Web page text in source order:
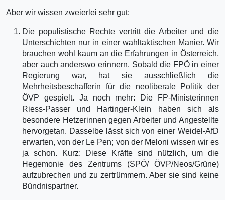
Aber wir wissen zweierlei sehr gut:
Die populistische Rechte vertritt die Arbeiter und die
Unterschichten nur in einer wahltakti­schen Manier. Wir
brauchen wohl kaum an die Erfahrungen in Österreich,
aber auch anderswo erinnern. Sobald die FPÖ in einer
Regierung war, hat sie ausschließlich die
Mehrheitsbeschaf­ferin für die neoliberale Politik der
ÖVP gespielt. Ja noch mehr: Die FP-Ministerinnen
Riess-Passer und Hartinger-Klein haben sich als
besondere Hetzerinnen gegen Arbeiter und Angestellte
hervorgetan. Dasselbe lässt sich von einer Weidel-AfD
erwarten, von der Le Pen; von der Meloni wissen wir es
ja schon. Kurz: Diese Kräfte sind nützlich, um die
Hegemonie des Zentrums (SPÖ/ ÖVP/Neos/Grüne)
aufzubrechen und zu zertrümmern. Aber sie sind keine
Bündnispartner.